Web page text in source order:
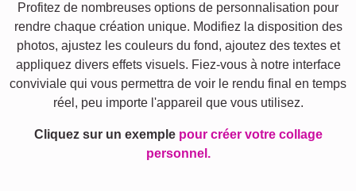
Profitez de nombreuses options de personnalisation pour
rendre chaque création unique. Modifiez la disposition des
photos, ajustez les couleurs du fond, ajoutez des textes et
appliquez divers effets visuels. Fiez-vous à notre interface
conviviale qui vous permettra de voir le rendu final en temps
réel, peu importe l'appareil que vous utilisez.
Cliquez sur un exemple pour créer votre collage
personnel.